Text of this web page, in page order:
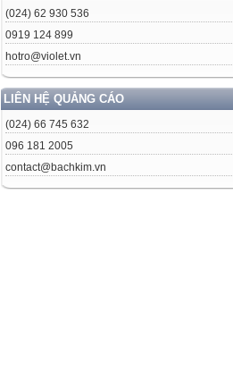
(024) 62 930 536
0919 124 899
hotro@violet.vn
LIÊN HỆ QUẢNG CÁO
(024) 66 745 632
096 181 2005
contact@bachkim.vn